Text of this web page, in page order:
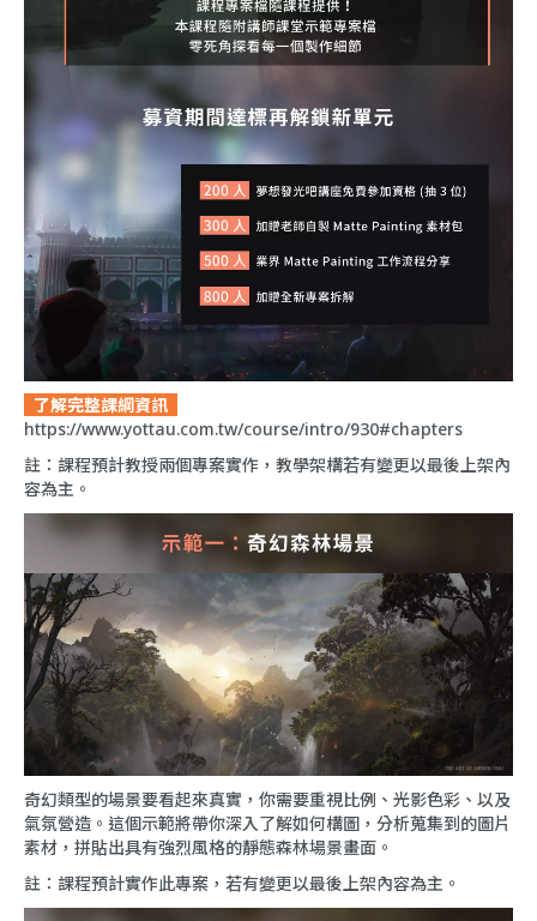
了解完整課綱資訊
https://www.yottau.com.tw/course/intro/930#chapters
註：課程預計教授兩個專案實作，教學架構若有變更以最後上架內
容為主。
奇幻類型的場景要看起來真實，你需要重視比例、光影色彩、以及
氣氛營造。這個示範將帶你深入了解如何構圖，分析蒐集到的圖片
素材，拼貼出具有強烈風格的靜態森林場景畫面。
註：課程預計實作此專案，若有變更以最後上架內容為主。